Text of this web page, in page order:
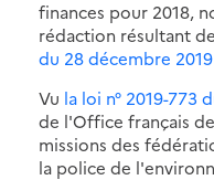
finances pour 2018,
rédaction résultant
du 28 décembre 2019
Vu la loi n° 2019-773
de l'Office français
missions des
la police de